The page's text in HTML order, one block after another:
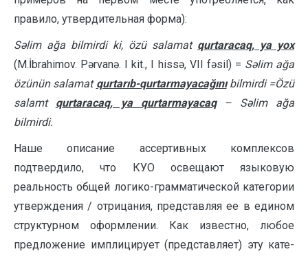
правило, утвердительная форма):
Səlim ağa bilmirdi ki, özü salamat qurtaracaq, ya yox
(M.İbrahimov. Pərvanə. I kit., I hissə, VII fəsil) = Səlim ağa
özünün salamat qurtarıb-qurtarmayacağınıbilmirdi =Özü
salamt qurtaracaq, ya qurtarmayacaq– Səlim ağa
bilmirdi.
Наше описание ассертивных комплексов
подтвердило, что КУО освещают языковую
реальность общей логико-грамматической кате­гории
утверждения / отрицания, представляя ее в едином
структурном оформлении. Как известно, любое
предложение имплицирует (представляет) эту кате­